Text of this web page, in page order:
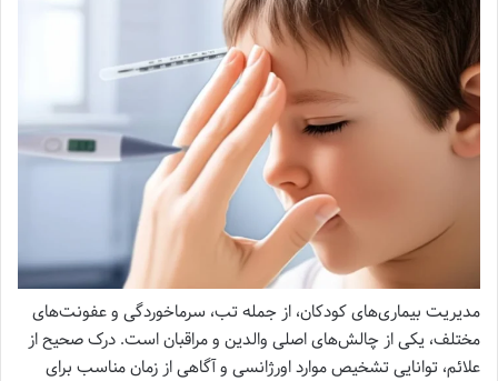
مدیریت بیماری‌های کودکان، از جمله تب، سرماخوردگی و عفونت‌های
مختلف، یکی از چالش‌های اصلی والدین و مراقبان است. درک صحیح از
علائم، توانایی تشخیص موارد اورژانسی و آگاهی از زمان مناسب برای